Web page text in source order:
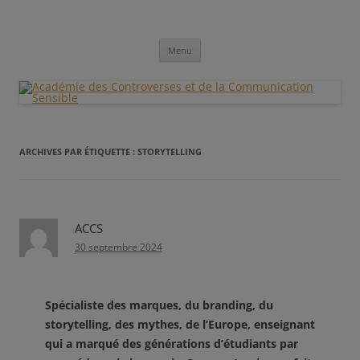
Communication Sensible
Menu
ARCHIVES PAR ÉTIQUETTE : STORYTELLING
ACCS
30 septembre 2024
Spécialiste des marques, du branding, du
storytelling, des mythes, de l’Europe, enseignant
qui a marqué des générations d’étudiants par